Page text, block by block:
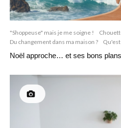
"Shoppeuse" mais je me soigne !
Du changement dans ma maison ?
Qu'est
Noël approche… et ses bons